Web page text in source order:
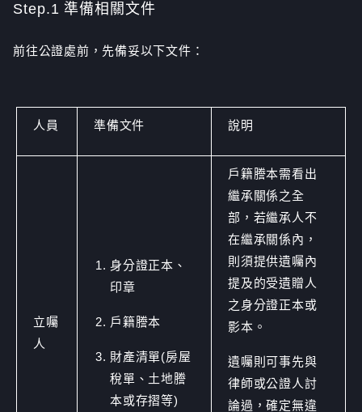
Step.1 準備相關文件
前往公證處前，先備妥以下文件：
人員 準備文件 說明
立囑
人
身分證正本、
印章
戶籍謄本
財產清單(房屋
稅單、土地謄
本或存摺等)
戶籍謄本需看出
繼承關係之全
部，若繼承人不
在繼承關係內，
則須提供遺囑內
提及的受遺贈人
之身分證正本或
影本。
遺囑則可事先與
律師或公證人討
論過，確定無違